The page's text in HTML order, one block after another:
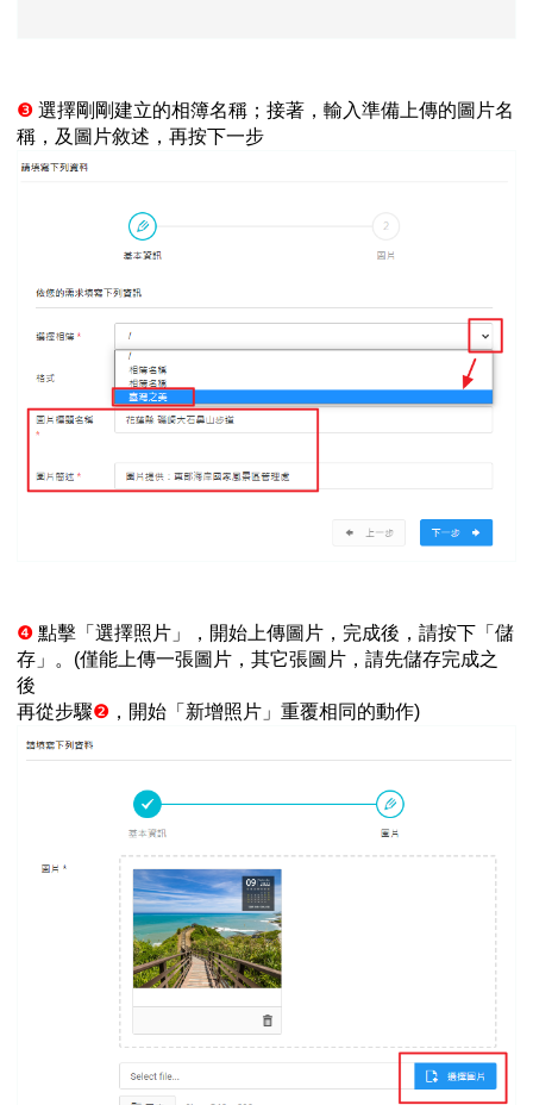
❸ 選擇剛剛建立的相簿名稱；接著，輸入準備上傳的圖片名
稱，及圖片敘述，再按下一步
❹ 點擊「選擇照片」，開始上傳圖片，完成後，請按下「儲
存」。(僅能上傳一張圖片，其它張圖片，請先儲存完成之
後
再從步驟❷ ，開始「新增照片」重覆相同的動作)